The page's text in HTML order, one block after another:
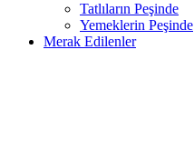
Tatlıların Peşinde
Yemeklerin Peşinde
Merak Edilenler